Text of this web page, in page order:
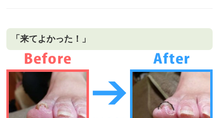
「来てよかった！」